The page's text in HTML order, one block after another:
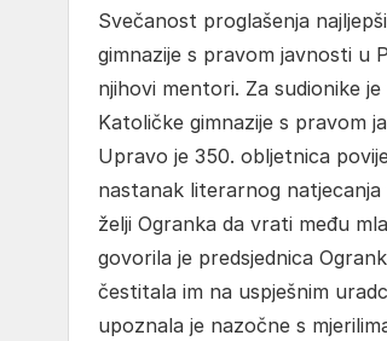
Svečanost proglašenja
gimnazije s pravom javnosti u
njihovi mentori. Za sudionike
Katoličke gimnazije s pravom
Upravo je 350. obljetnica
nastanak literarnog
želji Ogranka da vrati među
govorila je predsjednica
čestitala im na uspješnim
upoznala je nazočne s